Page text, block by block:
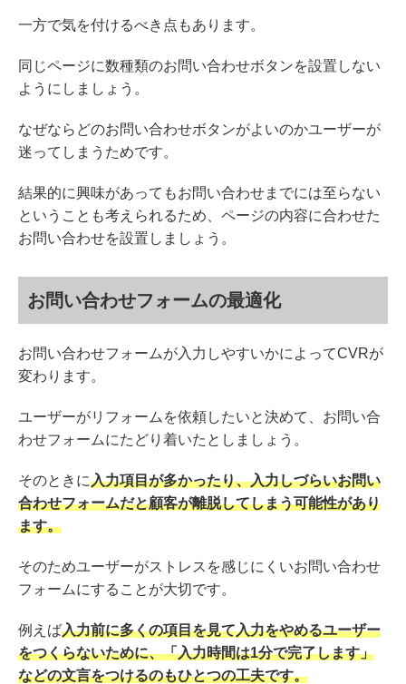
一方で気を付けるべき点もあります。
同じページに数種類のお問い合わせボタンを設置しない
ようにしましょう。
なぜならどのお問い合わせボタンがよいのかユーザーが
迷ってしまうためです。
結果的に興味があってもお問い合わせまでには至らない
ということも考えられるため、ページの内容に合わせた
お問い合わせを設置しましょう。
お問い合わせフォームの最適化
お問い合わせフォームが入力しやすいかによってCVRが
変わります。
ユーザーがリフォームを依頼したいと決めて、お問い合
わせフォームにたどり着いたとしましょう。
そのときに入力項目が多かったり、入力しづらいお問い
合わせフォームだと顧客が離脱してしまう可能性があり
ます。
そのためユーザーがストレスを感じにくいお問い合わせ
フォームにすることが大切です。
例えば入力前に多くの項目を見て入力をやめるユーザー
をつくらないために、「入力時間は1分で完了します」
などの文言をつけるのもひとつの工夫です。